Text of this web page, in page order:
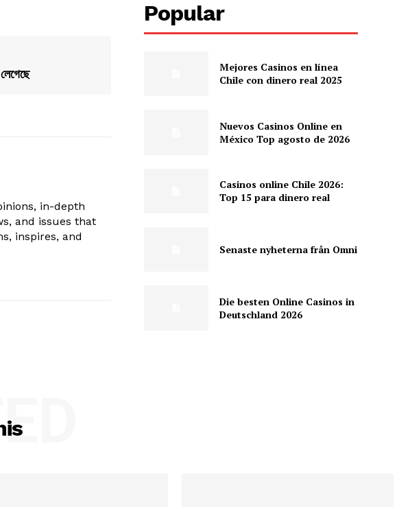
in-depth
and issues that
inspires, and
Popular
Mejores Casinos en línea
Chile con dinero real 2025
Nuevos Casinos Online en
México Top agosto de 2026
Casinos online Chile 2026:
Top 15 para dinero real
Senaste nyheterna från Omni
Die besten Online Casinos in
Deutschland 2026